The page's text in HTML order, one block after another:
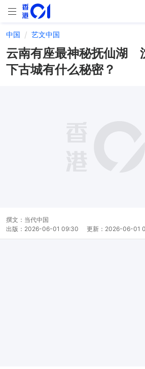
中国 艺文中国
云南有座最神秘抚仙湖
下古城有什么秘密？
撰文： 当代中国
出版： 2026-06-01 09:30 更新： 2026-06-01